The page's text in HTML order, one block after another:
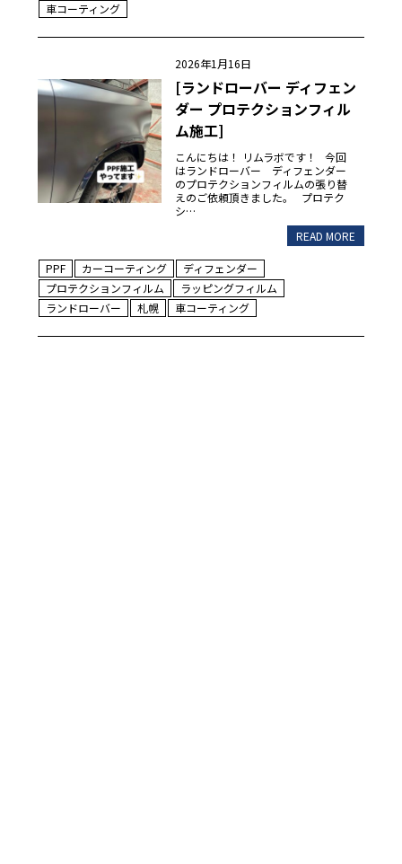
車コーティング
2026年1月16日
[ランドローバー ディフェン
ダー プロテクションフィル
ム施工]
こんにちは！ リムラボです！ 今回
はランドローバー ディフェンダー
のプロテクションフィルムの張り替
えのご依頼頂きました。 プロテク
シ…
READ MORE
PPF カーコーティング
ディフェンダー
プロテクションフィルム
ラッピングフィルム
ランドローバー
札幌 車コーティング